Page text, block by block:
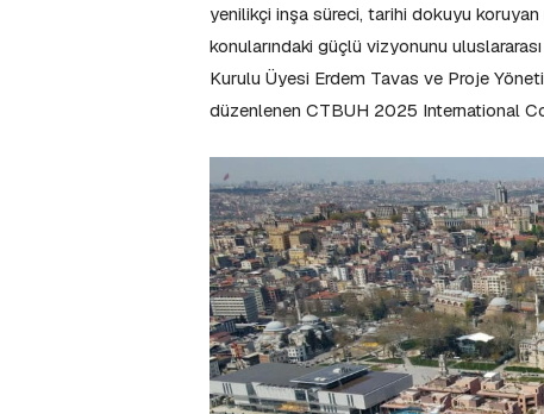
yenilikçi inşa süreci, tarihi dokuyu
konularındaki güçlü vizyonunu
Kurulu Üyesi Erdem Tavas ve Proje
düzenlenen CTBUH 2025 International